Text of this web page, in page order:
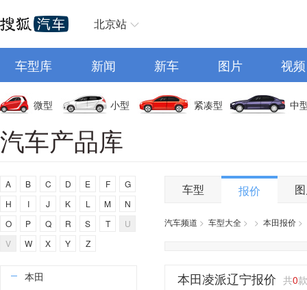
北京站
车型库 新闻 新车 图片 视频
微型 小型 紧凑型 中
汽车产品库
A B C D E F
G
H
I J K L M
N
O
P Q R S T
U
V
W X Y Z
AITO
阿维塔
奥迪AUDI
阿斯顿马丁
埃尚
B
本田
车型 报价
汽车频道 > 车型大全 > > 本田报价 >
本田凌派辽宁报价 共0款